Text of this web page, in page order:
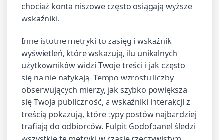
chociaż konta niszowe często osiągają wyższe
wskaźniki.
Inne istotne metryki to zasięg i wskaźnik
wyświetleń, które wskazują, ilu unikalnych
użytkowników widzi Twoje treści i jak często
się na nie natykają. Tempo wzrostu liczby
obserwujących mierzy, jak szybko powiększa
się Twoja publiczność, a wskaźniki interakcji z
treścią pokazują, które typy postów najbardziej
trafiają do odbiorców. Pulpit Godofpanel śledzi